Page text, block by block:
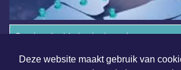
Deze website maakt gebruik van
Overige dagbladen in de regio